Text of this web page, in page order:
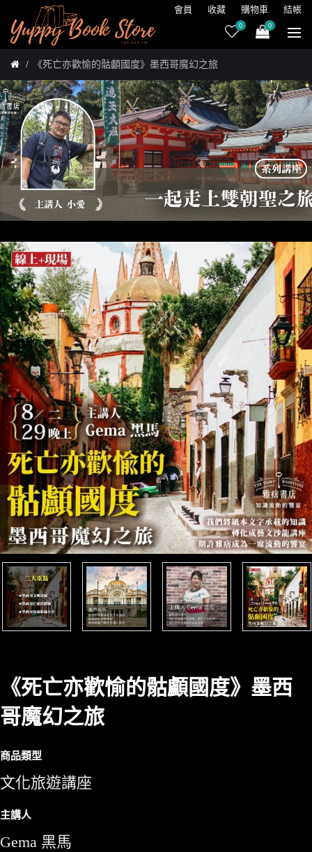
會員 收藏 購物車 結帳
0 0
《死亡亦歡愉的骷顱國度》墨西哥魔幻之旅
《死亡亦歡愉的骷顱國度》墨西
哥魔幻之旅
商品類型
文化旅遊講座
主講人
Gema 黑馬